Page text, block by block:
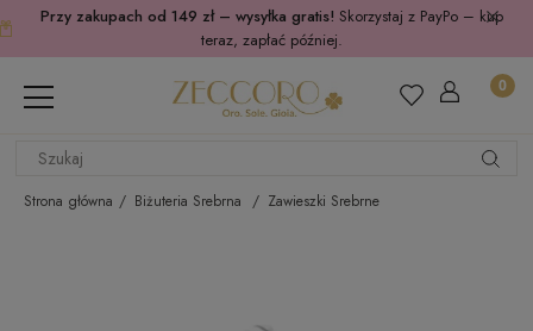
Przy zakupach od 149 zł – wysyłka gratis! Skorzystaj z PayPo – kup
teraz, zapłać później.
Strona główna Biżuteria Srebrna Zawieszki Srebrne